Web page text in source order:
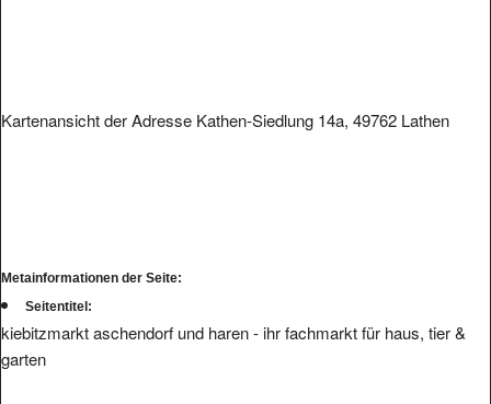
Kartenansicht der Adresse Kathen-Siedlung 14a, 49762 Lathen
Metainformationen der Seite:
Seitentitel:
kiebitzmarkt aschendorf und haren - ihr fachmarkt für haus, tier &
garten